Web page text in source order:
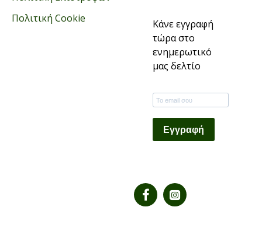
Πολιτική Cookie
Κάνε εγγραφή
τώρα στο
ενημερωτικό
μας δελτίο
Εγγραφή